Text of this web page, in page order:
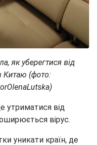
як уберегтися від
Китаю (фото:
утриматися від
вірус.
уникати країн, де